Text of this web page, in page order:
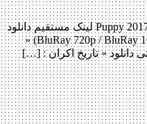
دانلود فیلم Puppy 2017 دانلود فیلم Puppy 2017 لینک مستقیم دانلود
فیلم Puppy 2017 با دو کیفیت (BluRay 720p / BluRay 1080p) «
دانلود » تاریخ اکران : […]